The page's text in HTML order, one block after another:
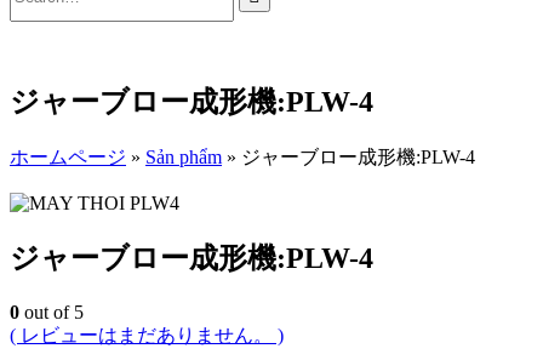
ジャーブロー成形機:PLW-4
ホームページ » Sản phẩm » ジャーブロー成形機:PLW-4
ジャーブロー成形機:PLW-4
0 out of 5
( レビューはまだありません。 )